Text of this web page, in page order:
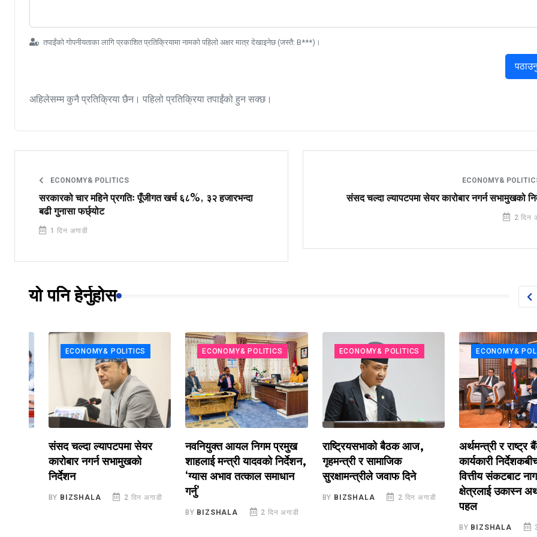
तपाईंको गोपनीयताका लागि प्रकाशित प्रतिक्रियामा नामको पहिलो अक्षर मात्र देखाइनेछ (जस्तै: B***)।
अहिलेसम्म कुनै प्रतिक्रिया छैन। पहिलो प्रतिक्रिया तपाईंको हुन सक्छ।
ECONOMY& POLITICS
सरकारको चार महिने प्रगतिः पूँजीगत खर्च ६८%, ३२ हजारभन्दा
बढी गुनासा फर्छ्योट
1 दिन अगाडी
ECONOMY&
संसद चल्दा ल्यापटपमा सेयर कारोबार नगर्न सभामुखको
2 दिन
यो पनि हेर्नुहोस
ECONOMY& POLITICS
संसद चल्दा ल्यापटपमा सेयर
कारोबार नगर्न सभामुखको
निर्देशन
BIZSHALA 2 दिन अगाडी
ECONOMY& POLITICS
नवनियुक्त आयल निगम प्रमुख
शाहलाई मन्त्री यादवको निर्देशन,
‘ग्यास अभाव तत्काल समाधान
BIZSHALA 2 दिन अगाडी
ECONOMY& POLITICS
राष्ट्रियसभाको बैठक आज,
गृहमन्त्री र सामाजिक
सुरक्षामन्त्रीले जवाफ दिने
BIZSHALA 2 दिन अगाडी
ECONOMY& POLITICS
अर्थमन्त्री र राष्ट्र बैंकका
कार्यकारी निर्देशकबीच
वित्तीय संकटबाट नागरिक
क्षेत्रलाई उकास्न
BIZSHALA 3 दिन